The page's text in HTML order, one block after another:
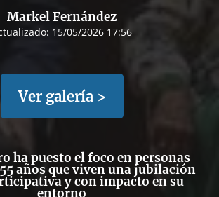
Markel Fernández
15/05/2026 17:56
Ver galería >
ha puesto el foco en personas
años que viven una jubilación
y con impacto en su
entorno